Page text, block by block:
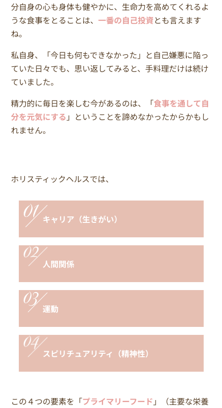
分自身の心も身体も健やかに、生命力を高めてくれるよ
うな食事をとることは、一番の自己投資とも言えます
ね。
私自身、「今日も何もできなかった」と自己嫌悪に陥っ
ていた日々でも、思い返してみると、手料理だけは続け
ていました。
精力的に毎日を楽しむ今があるのは、「食事を通して自
分を元気にする 」ということを諦めなかったからかもし
れません。
ホリスティックヘルスでは、
キャリア（生きがい）
人間関係
運動
スピリチュアリティ（精神性）
この４つの要素を「プライマリーフード 」（主要な栄養